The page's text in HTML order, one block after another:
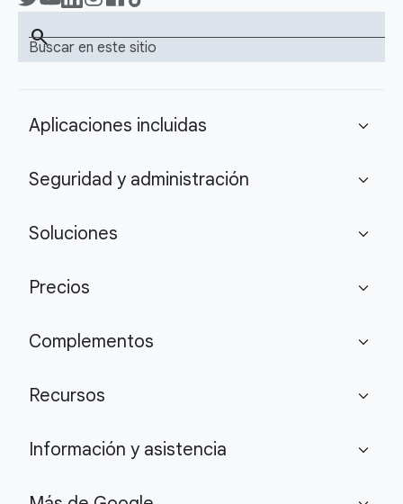
Buscar en este sitio
search
Aplicaciones incluidas expand_more
Seguridad y administración expand_more
Soluciones expand_more
Precios expand_more
Complementos expand_more
Recursos expand_more
Información y asistencia expand_more